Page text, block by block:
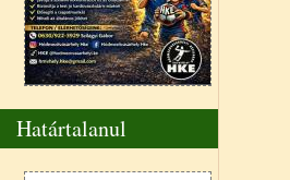
Határtalanul